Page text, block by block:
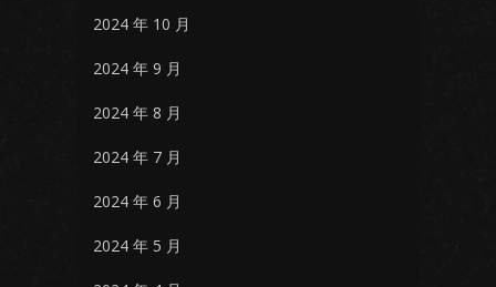
2024 年 10 月
2024 年 9 月
2024 年 8 月
2024 年 7 月
2024 年 6 月
2024 年 5 月